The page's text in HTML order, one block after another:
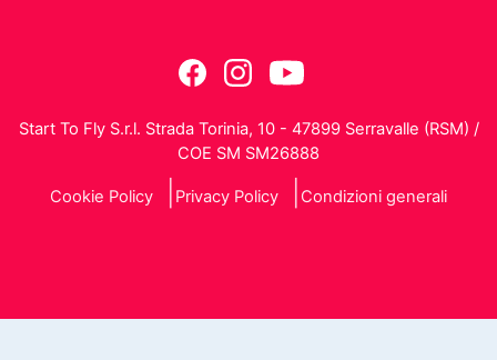
Start To Fly S.r.l. Strada Torinia, 10 - 47899 Serravalle (RSM) /
COE SM SM26888
Cookie Policy Privacy Policy Condizioni generali